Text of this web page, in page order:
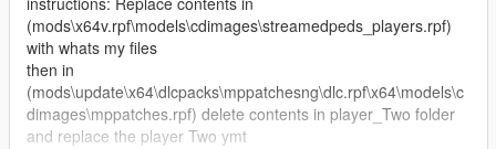
(mods\x64v.rpf\models\cdimages\streamedpeds_players.rpf)
with whats my files
then in
(mods\update\x64\dlcpacks\mppatchesng\dlc.rpf\x64\models\c
dimages\mppatches.rpf) delete contents in player_Two folder
and replace the player Two ymt